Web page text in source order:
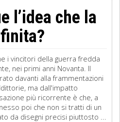
l’idea che la
i vincitori della guerra fredda
nei primi anni Novanta. Il
davanti alla frammentazioni
ma dall'impatto
più ricorrente è che, a
poi che non si tratti di un
da disegni precisi piuttosto ...